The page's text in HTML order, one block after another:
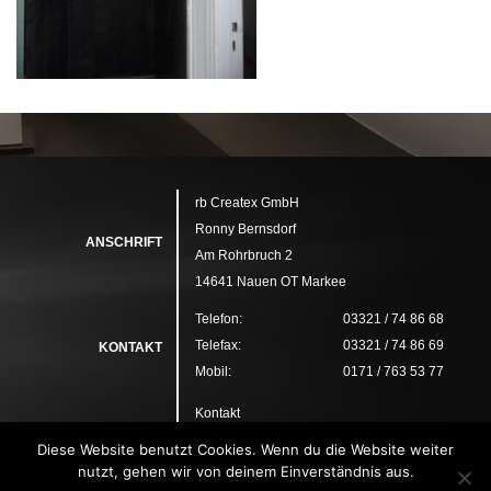
ANSCHRIFT
rb Createx GmbH
Ronny Bernsdorf
Am Rohrbruch 2
14641 Nauen OT Markee
KONTAKT
Telefon:
03321 / 74 86 68
Telefax:
03321 / 74 86 69
Mobil:
0171 / 763 53 77
RECHTLICHES
Kontakt
Disclaimer
Diese Website benutzt Cookies. Wenn du die Website weiter
nutzt, gehen wir von deinem Einverständnis aus.